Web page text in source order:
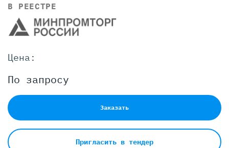
В РЕЕСТРЕ
Цена:
По запросу
Заказать
Пригласить в тендер